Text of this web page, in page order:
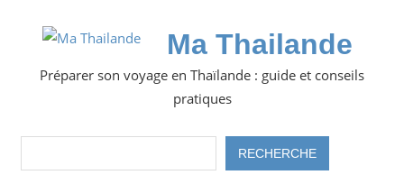
Ma Thailande
Préparer son voyage en Thaïlande : guide et conseils
pratiques
RechercherRECHERCHE